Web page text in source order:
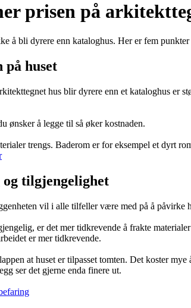
prisen på
å bli dyrere enn kataloghus. Her er fem
på huset
hus blir dyrere enn et kataloghus er
ønsker å legge til så øker kostnaden.
trengs. Baderom er for eksempel et dyrt
tilgjengelighet
vil i alle tilfeller være med på å påvirke
er det mer tidkrevende å frakte
er mer tidkrevende.
at huset er tilpasset tomten. Det koster
ser det gjerne enda finere ut.